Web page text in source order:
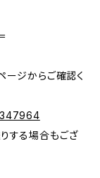
ージからご確認く
する場合もござ